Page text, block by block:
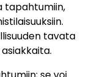
tapahtumiin,
tavata